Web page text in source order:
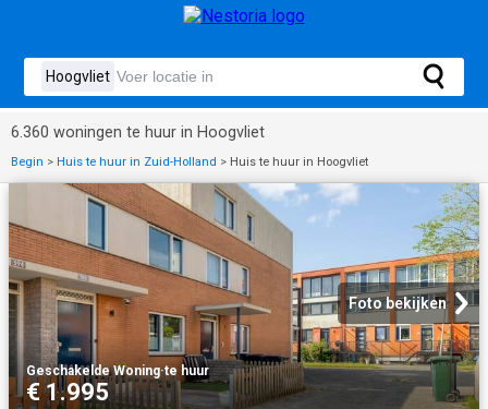
6.360 woningen te huur in Hoogvliet
Begin > Huis te huur in Zuid-Holland > Huis te huur in Hoogvliet
Foto bekijken
Geschakelde Woning·te huur
€ 1.995